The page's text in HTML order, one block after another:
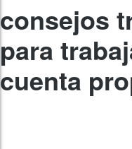
consejos
para
cuenta